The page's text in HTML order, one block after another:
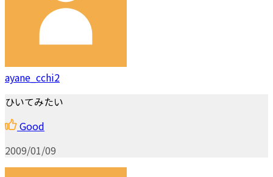
ayane_cchi2
ひいてみたい
Good
2009/01/09